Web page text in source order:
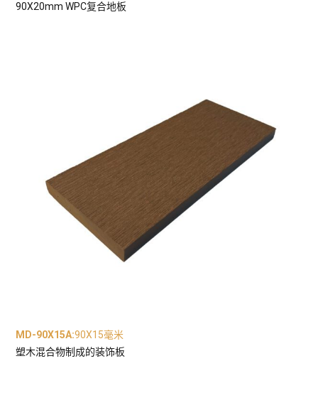
90X20mm WPC复合地板
MD-90X15A:90X15毫米
塑木混合物制成的装饰板